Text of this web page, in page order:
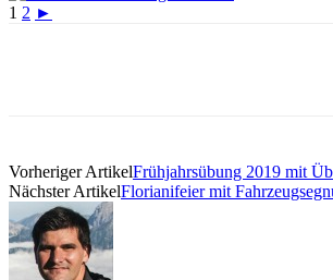
1 2 ►
Vorheriger ArtikelFrühjahrsübung 2019 mit
Nächster ArtikelFlorianifeier mit